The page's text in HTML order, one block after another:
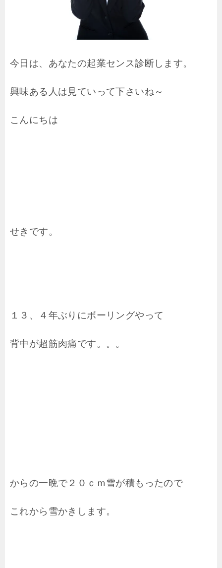
今日は、あなたの起業センス診断します。
興味ある人は見ていって下さいね～
こんにちは
せきです。
１３、４年ぶりにボーリングやって
背中が超筋肉痛です。。。
からの一晩で２０ｃｍ雪が積もったので
これから雪かきします。